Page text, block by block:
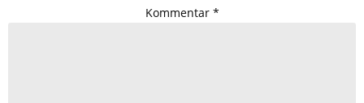
Kommentar *